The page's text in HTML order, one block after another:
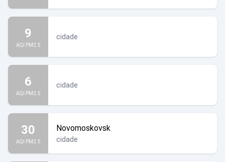
9
AQI PM2.5
cidade
6
AQI PM2.5
cidade
30
AQI PM2.5
Novomoskovsk
cidade